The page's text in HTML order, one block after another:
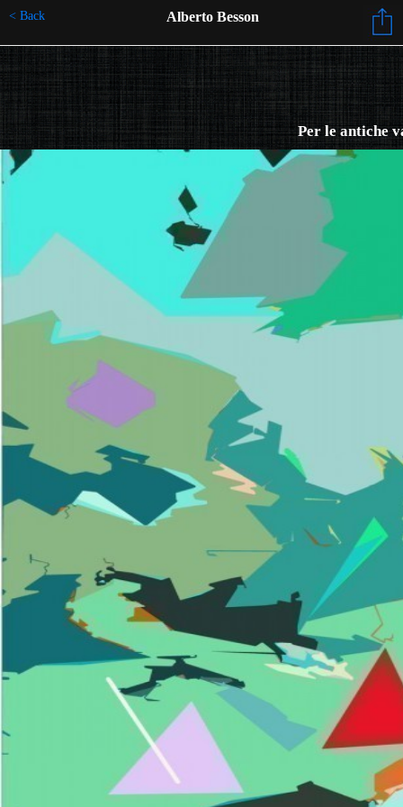
< Back Alberto Besson
Per le antiche